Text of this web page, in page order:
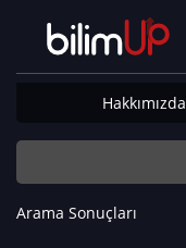
Hakkımızda
Arama Sonuçları